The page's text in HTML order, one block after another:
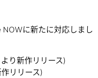
に新たに対応しまし
より新作リリース)
リリース)